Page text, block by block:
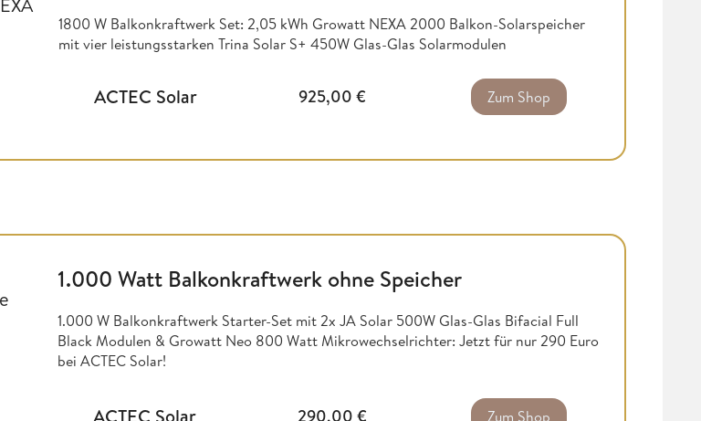
1800 W Balkonkraftwerk Set: 2,05 kWh Growatt NEXA 2000 Balkon-Solarspeicher
mit vier leistungsstarken Trina Solar S+ 450W Glas-Glas Solarmodulen
ACTEC Solar 925,00 € Zum Shop
1.000 Watt Balkonkraftwerk ohne Speicher
1.000 W Balkonkraftwerk Starter-Set mit 2x JA Solar 500W Glas-Glas Bifacial Full
Black Modulen & Growatt Neo 800 Watt Mikrowechselrichter: Jetzt für nur 290 Euro
bei ACTEC Solar!
ACTEC Solar 290,00 € Zum Shop